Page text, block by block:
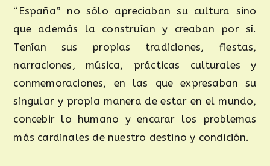
“España” no sólo apreciaban su cultura sino
que además la construían y creaban por sí.
Tenían sus propias tradiciones, fiestas,
narraciones, música, prácticas culturales y
conmemoraciones, en las que expresaban su
singular y propia manera de estar en el mundo,
concebir lo humano y encarar los problemas
más cardinales de nuestro destino y condición.